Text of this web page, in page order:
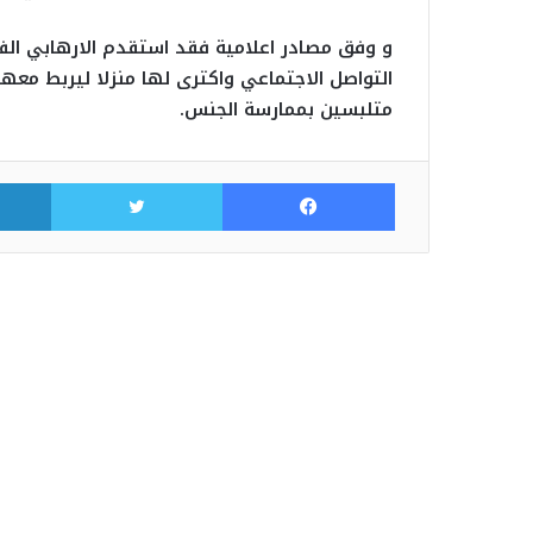
و وفق مصادر اعلامية فقد استقدم الارهابي
التواصل الاجتماعي واكترى لها منزلا ليربط
متلبسين بممارسة الجنس.
فيسبوك تويتر